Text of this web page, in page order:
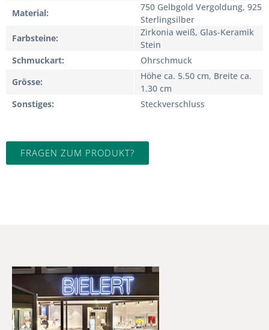
Material
750 Gelbgold Vergoldung, 925
Sterlingsilber
Farbsteine
Zirkonia weiß, Glas-Keramik
Stein
Schmuckart
Ohrschmuck
Grösse
Höhe ca. 5.50 cm, Breite ca.
1.30 cm
Sonstiges
Steckverschluss
FRAGEN ZUM PRODUKT?